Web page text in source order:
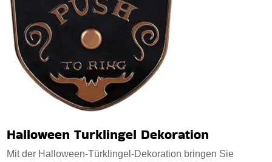
Halloween Turklingel Dekoration
Mit der Halloween-Türklingel-Dekoration bringen Sie